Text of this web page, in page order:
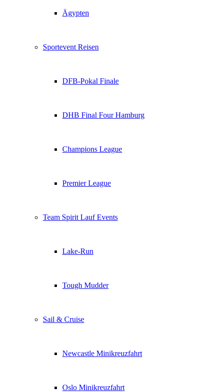
Ägypten
Sportevent Reisen
DFB-Pokal Finale
DHB Final Four Hamburg
Champions League
Premier League
Team Spirit Lauf Events
Lake-Run
Tough Mudder
Sail & Cruise
Newcastle Minikreuzfahrt
Oslo Minikreuzfahrt